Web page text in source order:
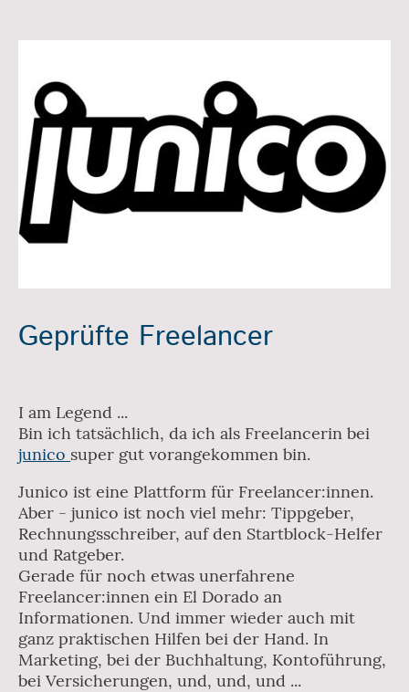
Geprüfte Freelancer
I am Legend ...
Bin ich tatsächlich, da ich als Freelancerin bei
junico super gut vorangekommen bin.
Junico ist eine Plattform für Freelancer:innen.
Aber - junico ist noch viel mehr: Tippgeber,
Rechnungsschreiber, auf den Startblock-Helfer
und Ratgeber.
Gerade für noch etwas unerfahrene
Freelancer:innen ein El Dorado an
Informationen. Und immer wieder auch mit
ganz praktischen Hilfen bei der Hand. In
Marketing, bei der Buchhaltung, Kontoführung,
bei Versicherungen, und, und, und ...